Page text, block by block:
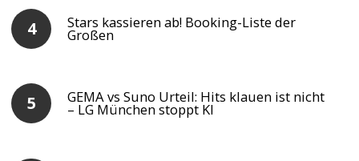
Stars kassieren ab! Booking-Liste der
Großen
GEMA vs Suno Urteil: Hits klauen ist nicht
– LG München stoppt KI